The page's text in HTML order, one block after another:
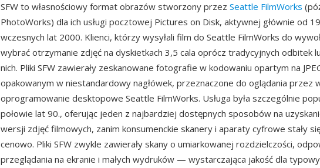
SFW to własnościowy format obrazów stworzony przez Seattle FilmWorks
PhotoWorks) dla ich usługi pocztowej Pictures on Disk, aktywnej głównie od
wczesnych lat 2000. Klienci, którzy wysyłali film do Seattle FilmWorks do
wybrać otrzymanie zdjęć na dyskietkach 3,5 cala oprócz tradycyjnych odbitek
nich. Pliki SFW zawierały zeskanowane fotografie w kodowaniu opartym na
opakowanym w niestandardowy nagłówek, przeznaczone do oglądania przez
oprogramowanie desktopowe Seattle FilmWorks. Usługa była szczególnie
połowie lat 90., oferując jeden z najbardziej dostępnych sposobów na
wersji zdjęć filmowych, zanim konsumenckie skanery i aparaty cyfrowe stały
cenowo. Pliki SFW zwykle zawierały skany o umiarkowanej rozdzielczości,
przeglądania na ekranie i małych wydruków — wystarczająca jakość dla